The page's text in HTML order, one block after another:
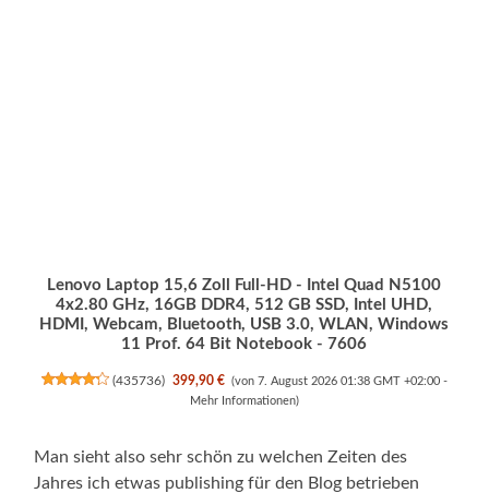
Lenovo Laptop 15,6 Zoll Full-HD - Intel Quad N5100
4x2.80 GHz, 16GB DDR4, 512 GB SSD, Intel UHD,
HDMI, Webcam, Bluetooth, USB 3.0, WLAN, Windows
11 Prof. 64 Bit Notebook - 7606
(435736) 399,90 € (von 7. August 2026 01:38 GMT +02:00 -
Mehr Informationen)
Man sieht also sehr schön zu welchen Zeiten des
Jahres ich etwas publishing für den Blog betrieben